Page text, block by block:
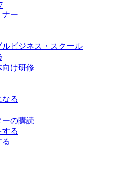
ナー
ビジネス・スクール
け研修
る
の購読
る